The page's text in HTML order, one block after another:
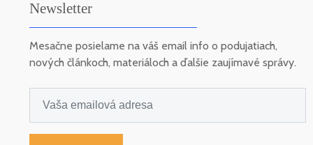
Newsletter
Mesačne posielame na váš email info o podujatiach,
nových článkoch, materiáloch a ďalšie zaujímavé správy.